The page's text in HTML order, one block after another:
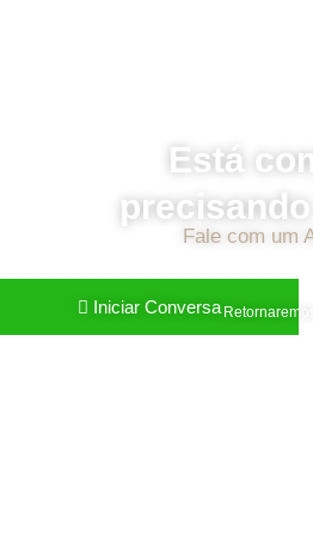
Está
Fale com um
Iniciar Conversa